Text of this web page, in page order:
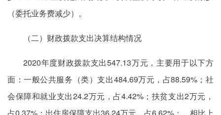
（委托业务费减少）。
（二）财政拨款支出决算结构情况
2020年度财政拨款支出547.13万元，主要用于以下方
面：一般公共服务（类）支出484.69万元，占88.59%；社
会保障和就业支出24.2万元，占4.42%；扶贫支出2万元，